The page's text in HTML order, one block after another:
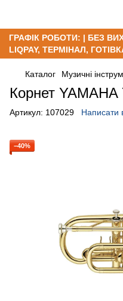
ГРАФІК РОБОТИ: | БЕЗ
LIQPAY, ТЕРМІНАЛ,
Каталог Музичні
Корнет
Артикул: 107029 Написати
−40%